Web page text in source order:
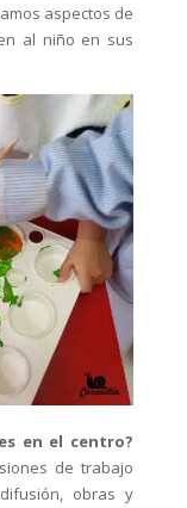
aspectos de
al niño en sus
en el centro?
de trabajo
obras y